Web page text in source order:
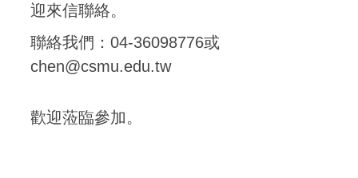
迎來信聯絡。
聯絡我們：04-36098776或
chen@csmu.edu.tw
歡迎蒞臨參加。